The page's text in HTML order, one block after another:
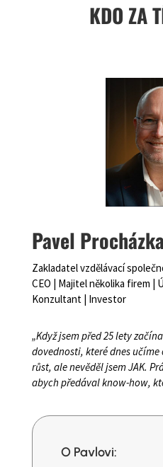
KDO ZA
Pavel Procházka
Zakladatel vzdělávací
CEO | Majitel několika firem |
Konzultant | Investor
„Když jsem před 25 lety
dovednosti, které dnes
růst, ale nevěděl jsem JAK.
abych předával know-how,
O Pavlovi: